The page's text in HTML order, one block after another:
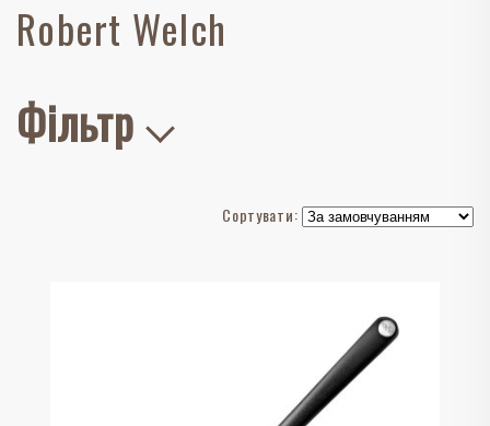
Robert Welch
Фільтр
Сортувати: